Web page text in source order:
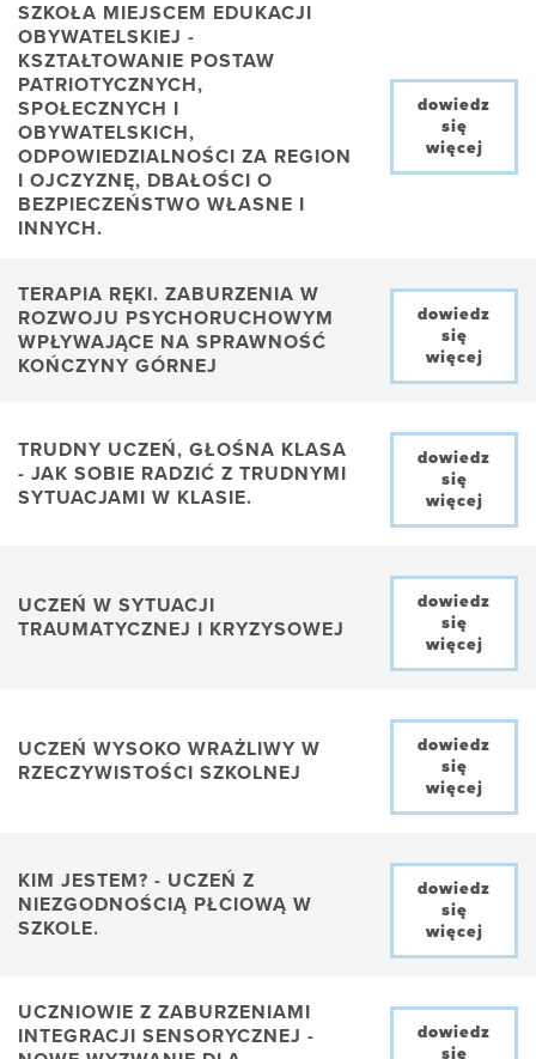
SZKOŁA MIEJSCEM EDUKACJI
OBYWATELSKIEJ -
KSZTAŁTOWANIE POSTAW
PATRIOTYCZNYCH,
SPOŁECZNYCH I
OBYWATELSKICH,
ODPOWIEDZIALNOŚCI ZA REGION
I OJCZYZNĘ, DBAŁOŚCI O
BEZPIECZEŃSTWO WŁASNE I
INNYCH.
dowiedz
się
więcej
TERAPIA RĘKI. ZABURZENIA W
ROZWOJU PSYCHORUCHOWYM
WPŁYWAJĄCE NA SPRAWNOŚĆ
KOŃCZYNY GÓRNEJ
dowiedz
się
więcej
TRUDNY UCZEŃ, GŁOŚNA KLASA
- JAK SOBIE RADZIĆ Z TRUDNYMI
SYTUACJAMI W KLASIE.
dowiedz
się
więcej
UCZEŃ W SYTUACJI
TRAUMATYCZNEJ I KRYZYSOWEJ
dowiedz
się
więcej
UCZEŃ WYSOKO WRAŻLIWY W
RZECZYWISTOŚCI SZKOLNEJ
dowiedz
się
więcej
KIM JESTEM? - UCZEŃ Z
NIEZGODNOŚCIĄ PŁCIOWĄ W
SZKOLE.
dowiedz
się
więcej
UCZNIOWIE Z ZABURZENIAMI
INTEGRACJI SENSORYCZNEJ -
dowiedz
się